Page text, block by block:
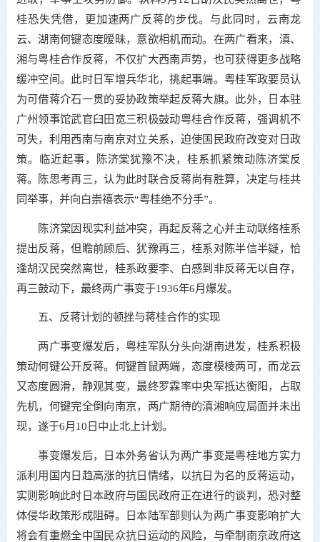
桂恐失凭借，更加速两广反蒋的步伐。与此同时，云南龙
云、湖南何键态度暧昧，意欲相机而动。在两广看来，滇、
湘与粤桂合作反蒋，不仅扩大西南声势，也可获得更多战略
缓冲空间。此时日军增兵华北，挑起事端。粤桂军政要员认
为可借蒋介石一贯的妥协政策举起反蒋大旗。此外，日本驻
广州领事馆武官臼田宽三积极鼓动粤桂合作反蒋，强调机不
可失，利用西南与南京对立关系，迫使国民政府改变对日政
策。临近起事，陈济棠犹豫不决，桂系抓紧策动陈济棠反
蒋。陈思考再三，认为此时联合反蒋尚有胜算，决定与桂共
同举事，并向白崇禧表示“粤桂绝不分手”。
陈济棠因现实利益冲突，再起反蒋之心并主动联络桂系
提出反蒋，但瞻前顾后、犹豫再三，桂系对陈半信半疑，恰
逢胡汉民突然离世，桂系政要李、白感到非反蒋无以自存，
再三鼓动下，最终两广事变于1936年6月爆发。
五、反蒋计划的顿挫与蒋桂合作的实现
两广事变爆发后，粤桂军队分头向湖南进发，桂系积极
策动何键公开反蒋。何键首鼠两端，态度模棱两可，而龙云
又态度圆滑，静观其变，最终罗霖率中央军抵达衡阳，占取
先机，何键完全倒向南京，两广期待的滇湘响应局面并未出
现，遂于6月10日中止北上计划。
事变爆发后，日本外务省认为两广事变是粤桂地方实力
派利用国内日趋高涨的抗日情绪，以抗日为名的反蒋运动，
实则影响此时日本政府与国民政府正在进行的谈判，恐对整
体侵华政策形成阻碍。日本陆军部则认为两广事变影响扩大
将会有重燃全中国民众抗日运动的风险，与牵制南京政府这